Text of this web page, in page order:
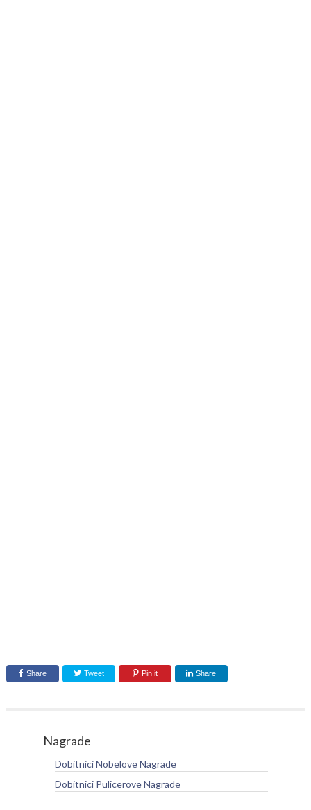
Share Tweet Pin it Share
Nagrade
Dobitnici Nobelove Nagrade
Dobitnici Pulicerove Nagrade